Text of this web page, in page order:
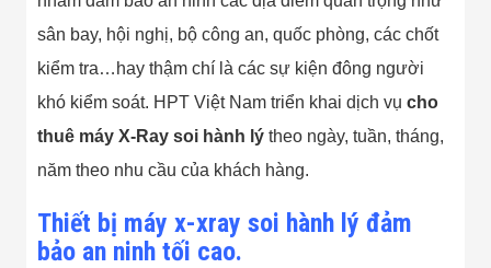
Kiện Điện Tử
Giải Pháp Thiết
Bị Ngành Giáo
Dục
Bị Ngành Bán
Lẻ - Retail
Giải Pháp
- Quân Đội
Giải Pháp Bãi
sân bay, hội nghị, bộ công an, quốc phòng, các chốt
kiểm tra…hay thậm chí là các sự kiện đông người
khó kiểm soát. HPT Việt Nam triển khai dịch vụcho
thuê máy X-Ray soi hành lý theo ngày, tuần, tháng,
năm theo nhu cầu của khách hàng.
Thiết bị máy x-xray soi hành lý đảm
bảo an ninh tối cao.